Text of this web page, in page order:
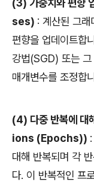
(3) 가중치와 편
ses) : 계산된 그래
편향을 업데이트합
강법(SGD) 또는 그
매개변수를 조정합
(4) 다중 반복에
ions (Epochs))
대해 반복되며 각
다. 이 반복적인 프